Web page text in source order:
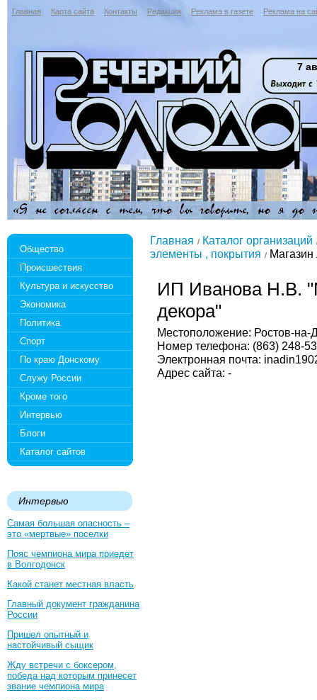
Главная Карта сайта Контакты Редакция Реклама в газете Реклама на
7
Общество
Происшествия
Культура и искусство
Экономика
Политика
Спорт
По краю Донскому
Служу России
Кроме того
Интервью
Блоги
Каталог сайтов
Интервью
Самая большая опасность –
это «мертвые» поселки
Пояс чемпиона мира приедет
в Волгодонск
Какой станет местная власть
Главный документ гражданина
России
Пришел опытный и
настойчивый сыщик
Жду встречи с боксером,
победа над которым принесет
звание чемпиона мира
Главная
Каталог организаций
элементы , покрытия
Магазин
ИП Иванова Н.В.
декора"
Местоположение: Ростов-на-
Номер телефона: (863) 248-
Электронная почта:
Адрес сайта: -